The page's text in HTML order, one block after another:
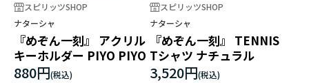
スピリッツSHOP
ナターシャ
『めぞん一刻』 アクリル
キーホルダー PIYO PIYO
880円
スピリッツSHOP
ナターシャ
『めぞん一刻』 TENNIS
Tシャツ ナチュラル
3,520円